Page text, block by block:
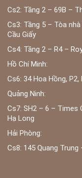
Cs2: Tầng 2 – 69B –
Cs3: Tầng 5 – Tòa
Cầu Giấy
Cs4: Tầng 2 – R4 –
Hồ Chí Minh:
Cs6: 34 Hoa Hồng,
Quảng Ninh:
Cs7: SH2 – 6 – Times
Hạ Long
Hải Phòng:
Cs8: 145 Quang Trung